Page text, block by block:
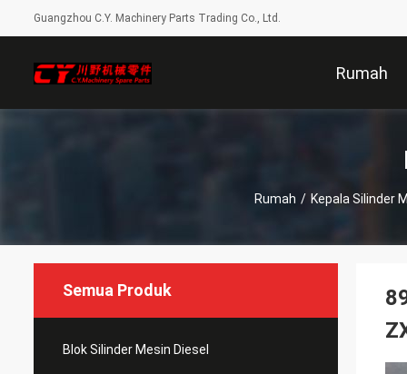
Guangzhou C.Y. Machinery Parts Trading Co., Ltd.
Rumah
Rumah / Kepala Silinder
Semua Produk
Blok Silinder Mesin Diesel